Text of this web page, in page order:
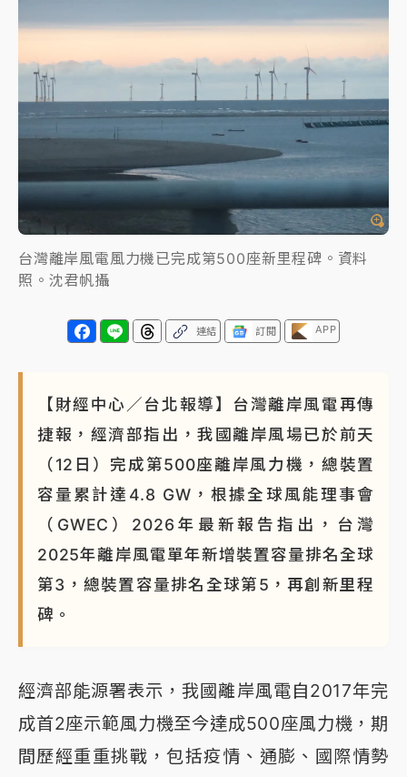
有片｜ 白海豚暴風圈逼近！新北淡水赫見龍捲風 榕樹
中颱白海豚風雨來了！中部以北防豪雨 今晚、明天影
響最劇烈
白海豚逼近！北市水門只出不進 未移置車輛最高罰
4800＋拖吊費
台灣離岸風電風力機已完成第500座新里程碑。資料
照。沈君帆攝
連結 訂閱 APP
【財經中心／台北報導】台灣離岸風電再傳
捷報，經濟部指出，我國離岸風場已於前天
（12日）完成第500座離岸風力機，總裝置
容量累計達4.8 GW，根據全球風能理事會
（GWEC）2026年最新報告指出，台灣
2025年離岸風電單年新增裝置容量排名全球
第3，總裝置容量排名全球第5，再創新里程
碑。
經濟部能源署表示，我國離岸風電自2017年完
成首2座示範風力機至今達成500座風力機，期
間歷經重重挑戰，包括疫情、通膨、國際情勢